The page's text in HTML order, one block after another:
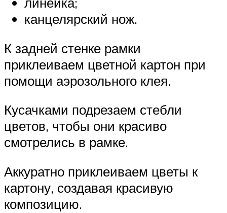
канцелярский нож.
К задней стенке рамки
приклеиваем цветной картон при
помощи аэрозольного клея.
Кусачками подрезаем стебли
цветов, чтобы они красиво
смотрелись в рамке.
Аккуратно приклеиваем цветы к
картону, создавая красивую
композицию.